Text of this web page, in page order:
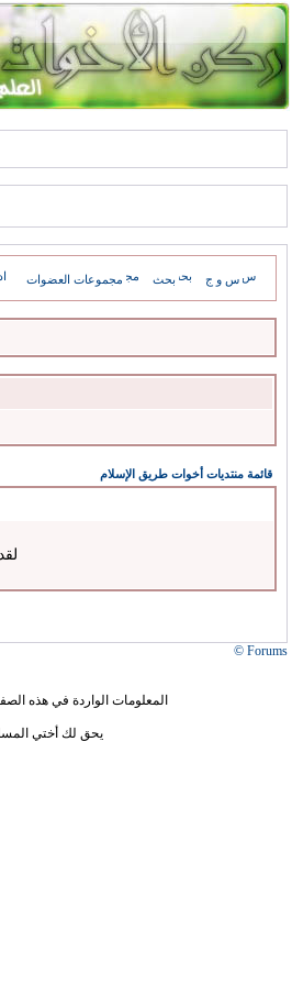
س و ج بحث مجموعات العضوات
قائمة منتديات أخوات طريق الإسلام
Forums ©
المعلومات الواردة في هذه
يحق لك أختي